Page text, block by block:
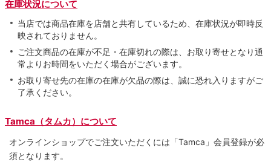
在庫状況について
当店では商品在庫を店舗と共有しているため、在庫状況が即時反
映されておりません。
ご注文商品の在庫が不足・在庫切れの際は、お取り寄せとなり通
常よりお時間をいただく場合がございます。
お取り寄せ先の在庫の在庫が欠品の際は、誠に恐れ入りますがご
了承ください。
Tamca（タムカ）について
オンラインショップでご注⽂いただくには「Tamca」会員登録が必
須となります。